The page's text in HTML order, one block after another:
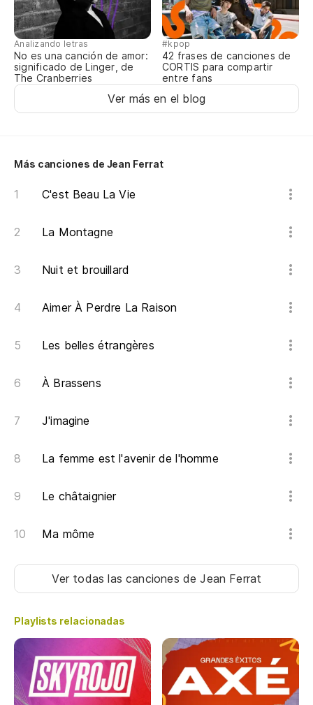
Analizando letras
No es una canción de amor:
significado de Linger, de
The Cranberries
#kpop
42 frases de canciones de
CORTIS para compartir
entre fans
Ver más en el blog
Más canciones de Jean Ferrat
C'est Beau La Vie
La Montagne
Nuit et brouillard
Aimer À Perdre La Raison
Les belles étrangères
À Brassens
J'imagine
La femme est l'avenir de l'homme
Le châtaignier
Ma môme
Ver todas las canciones de Jean Ferrat
Playlists relacionadas